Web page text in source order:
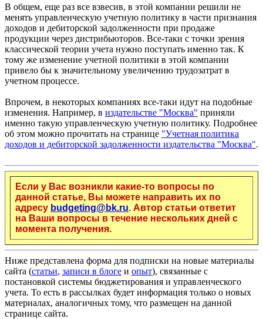
В общем, еще раз все взвесив, в этой компании решили не
менять управленческую учетную политику в части признания
доходов и дебиторской задолженности при продаже
продукции через дистрибьюторов. Все-таки с точки зрения
классической теории учета нужно поступать именно так. К
тому же изменение учетной политики в этой компании
привело бы к значительному увеличению трудозатрат в
учетном процессе.
Впрочем, в некоторых компаниях все-таки идут на подобные
изменения. Например, в издательстве "Москва" приняли
именно такую управленческую учетную политику. Подробнее
об этом можно прочитать на странице "Учетная политика
доходов и дебиторской задолженности издательства "Москва".
Если у Вас возникли какие-то вопросы по
данной статье, Вы можете направить их по
адресу budgeting@bk.ru. Автор статьи ответит
на Ваши вопросы в течение нескольких дней с
момента получения.
Ниже представлена форма для подписки на новые материалы
сайта (статьи, записи в блоге и опыт), связанные с
постановкой системы бюджетирования и управленческого
учета. То есть в рассылках будет информация только о новых
материалах, аналогичных тому, что размещен на данной
странице сайта.